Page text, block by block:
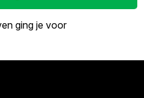
ging je voor